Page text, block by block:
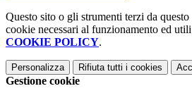
Questo sito o gli strumenti terzi da
cookie necessari al funzionamento ed
COOKIE POLICY.
Personalizza Rifiuta tutti i cookies
Gestione cookie